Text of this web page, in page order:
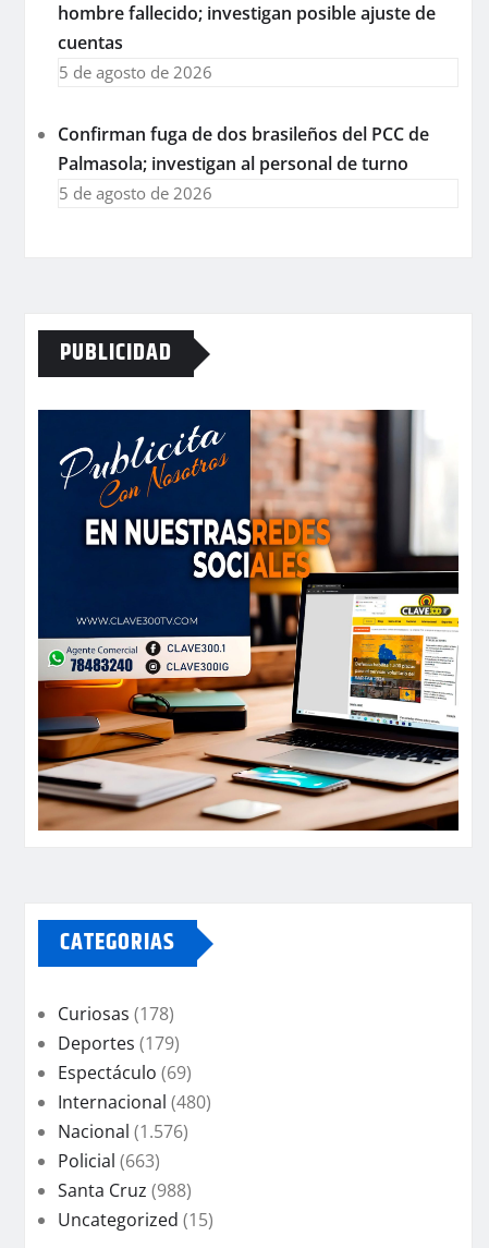
hombre fallecido; investigan posible ajuste de
cuentas
5 de agosto de 2026
Confirman fuga de dos brasileños del PCC de
Palmasola; investigan al personal de turno
5 de agosto de 2026
PUBLICIDAD
CATEGORIAS
Curiosas (178)
Deportes (179)
Espectáculo (69)
Internacional (480)
Nacional (1.576)
Policial (663)
Santa Cruz (988)
Uncategorized (15)